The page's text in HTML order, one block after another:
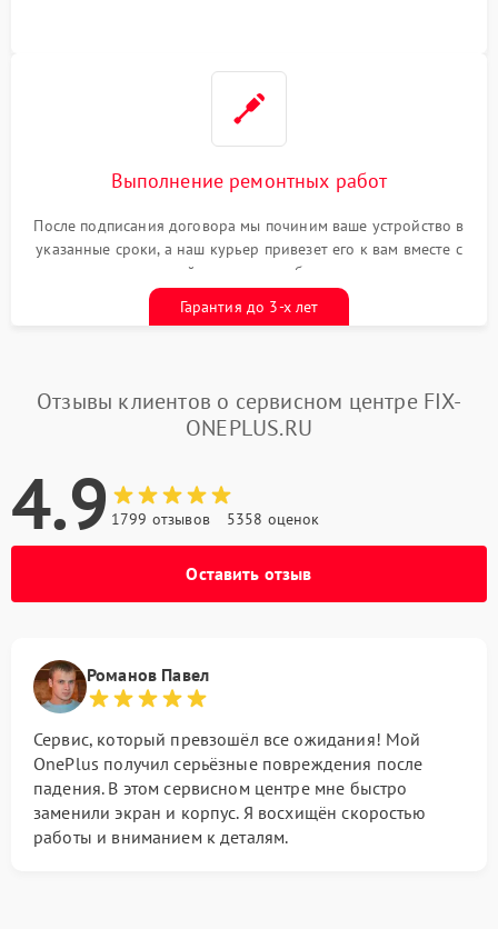
Выполнение ремонтных работ
После подписания договора мы починим ваше устройство в
указанные сроки, а наш курьер привезет его к вам вместе с
гарантийным талоном бесплатно
Гарантия до 3-х лет
Отзывы клиентов о сервисном центре FIX-
ONEPLUS.RU
4.9 1799 отзывов 5358 оценок
Оставить отзыв
Романов Павел
Сервис, который превзошёл все ожидания! Мой
OnePlus получил серьёзные повреждения после
падения. В этом сервисном центре мне быстро
заменили экран и корпус. Я восхищён скоростью
работы и вниманием к деталям.